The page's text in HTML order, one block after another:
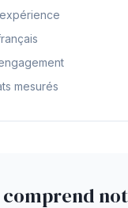
mesurés
comprend